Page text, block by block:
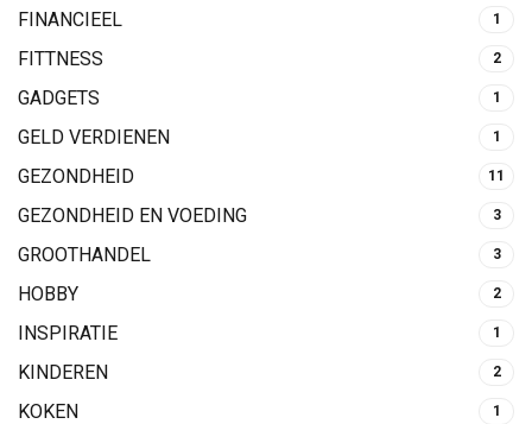
FINANCIEEL 1
FITTNESS 2
GADGETS 1
GELD VERDIENEN 1
GEZONDHEID 11
GEZONDHEID EN VOEDING 3
GROOTHANDEL 3
HOBBY 2
INSPIRATIE 1
KINDEREN 2
KOKEN 1